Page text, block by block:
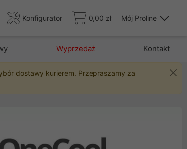
Konfigurator 0,00 zł Mój Proline
Wyprzedaż Kontakt
dostawy kurierem. Przepraszamy za